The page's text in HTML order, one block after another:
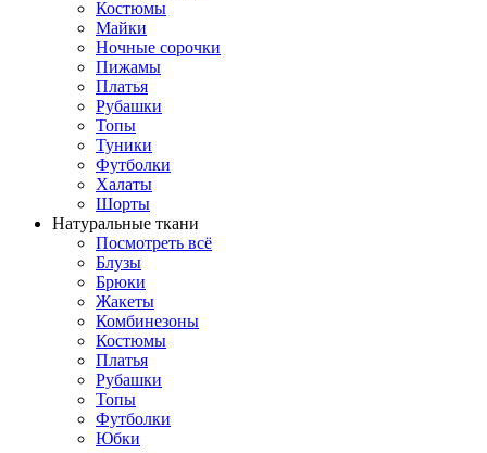
Костюмы
Майки
Ночные сорочки
Пижамы
Платья
Рубашки
Топы
Туники
Футболки
Халаты
Шорты
Натуральные ткани
Посмотреть всё
Блузы
Брюки
Жакеты
Комбинезоны
Костюмы
Платья
Рубашки
Топы
Футболки
Юбки